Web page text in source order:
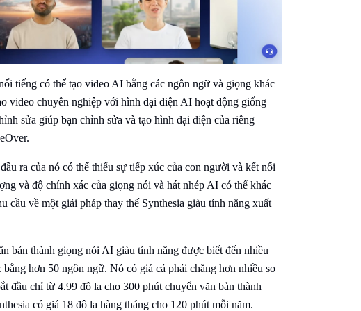
tiếng có thể tạo video AI bằng các ngôn ngữ và giọng khác
video chuyên nghiệp với hình đại diện AI hoạt động giống
sửa giúp bạn chỉnh sửa và tạo hình đại diện của riêng
ra của nó có thể thiếu sự tiếp xúc của con người và kết nối
và độ chính xác của giọng nói và hát nhép AI có thể khác
về một giải pháp thay thế Synthesia giàu tính năng xuất
bản thành giọng nói AI giàu tính năng được biết đến nhiều
hơn 50 ngôn ngữ. Nó có giá cả phải chăng hơn nhiều so
đầu chỉ từ 4.99 đô la cho 300 phút chuyển văn bản thành
có giá 18 đô la hàng tháng cho 120 phút mỗi năm.